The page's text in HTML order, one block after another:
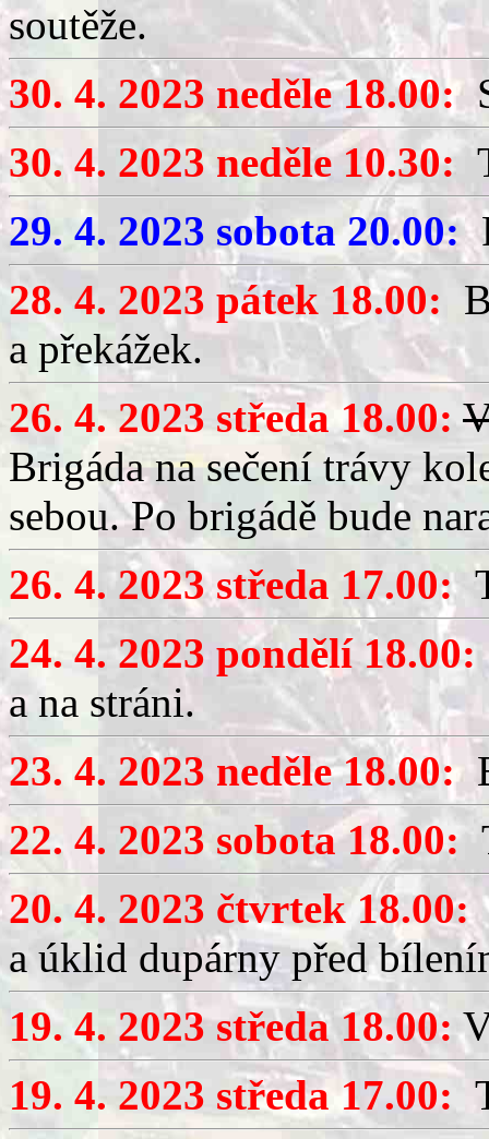
soutěže.
30. 4. 2023 neděle 18.00:
30. 4. 2023 neděle 10.30:
29. 4. 2023 sobota 20.00:
28. 4. 2023 pátek 18.00:
a překážek.
26. 4. 2023 středa 18.00:
Brigáda na sečení trávy
sebou. Po brigádě bude
26. 4. 2023 středa 17.00:
24. 4. 2023 pondělí 18.00:
a na stráni.
23. 4. 2023 neděle 18.00:
22. 4. 2023 sobota 18.00:
20. 4. 2023 čtvrtek 18.00:
a úklid dupárny před
19. 4. 2023 středa 18.00:
19. 4. 2023 středa 17.00: